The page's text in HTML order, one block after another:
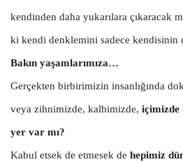
kendinden daha yukarılara çıkaracak
ki kendi denklemini sadece kendisinin
Bakın yaşamlarımıza…
Gerçekten birbirimizin insanlığında
veya zihnimizde, kalbimizde, içimizde
yer var mı?
Kabul etsek de etmesek de hepimiz